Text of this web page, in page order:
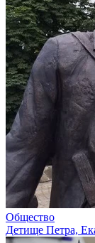
Общество
Детище Петра,